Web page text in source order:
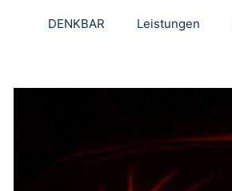
DENKBAR Leistungen